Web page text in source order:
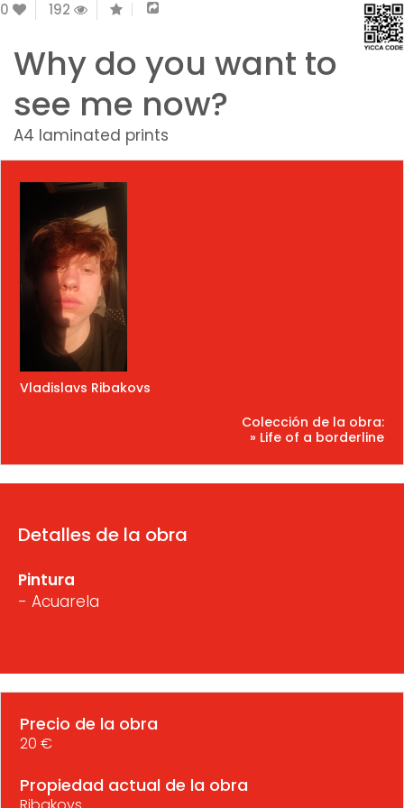
0 192
Why do you want to
see me now?
A4 laminated prints
Vladislavs Ribakovs
Colección de la obra:
» Life of a borderline
Detalles de la obra
Pintura
- Acuarela
Precio de la obra
20 €
Propiedad actual de la obra